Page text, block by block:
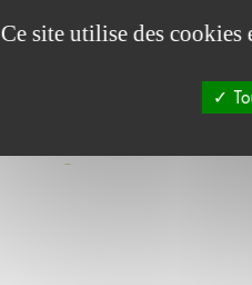
Ce site utilise des